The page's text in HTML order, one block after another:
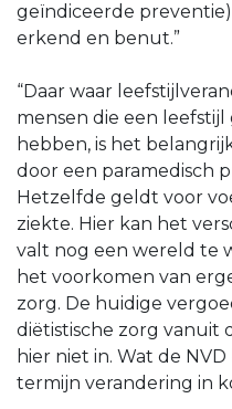
geïndiceerde
erkend en benut.”
“Daar waar
mensen die een
hebben, is het
door een paramedisch
Hetzelfde geldt voor
ziekte. Hier kan het
valt nog een wereld te
het voorkomen van
zorg. De huidige
diëtistische zorg vanuit
hier niet in. Wat de
termijn verandering in